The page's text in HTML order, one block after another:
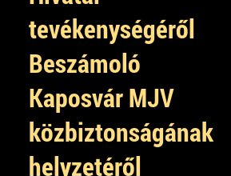
tevékenységéről
Beszámoló
Kaposvár MJV
közbiztonságának
helyzetéről